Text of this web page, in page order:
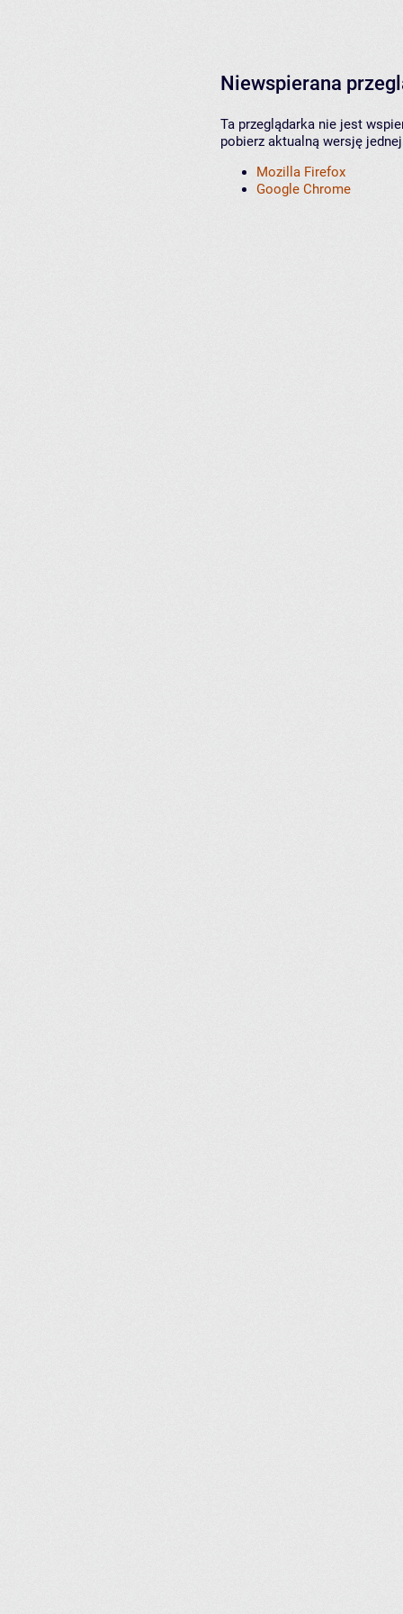
Niewspierana
Ta przeglądarka nie jest
pobierz aktualną wersję
Mozilla Firefox
Google Chrome